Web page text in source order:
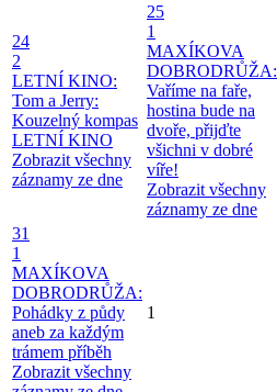
24
2
LETNÍ KINO:
Tom a Jerry:
Kouzelný kompas
LETNÍ KINO
Zobrazit všechny
záznamy ze dne
25
1
MAXÍKOVA
DOBRODRŮŽA:
Vaříme na faře,
hostina bude na
dvoře, přijďte
všichni v dobré
víře!
Zobrazit všechny
záznamy ze dne
31
1
MAXÍKOVA
DOBRODRŮŽA:
Pohádky z půdy
aneb za každým
trámem příběh
Zobrazit všechny
1